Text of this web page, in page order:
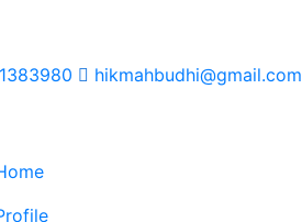
hikmahbudhi@gmail.com